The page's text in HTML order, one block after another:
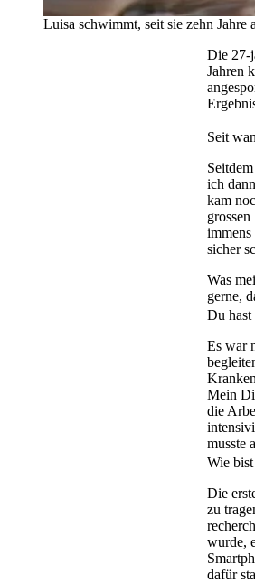
Luisa schwimmt, seit sie zehn
Die 27-
Jahren
Seit
ich
kam
sicher
Was
gerne,
Du hast
Es war
Mein
die
musste
Wie
Die
zu
wurde,
dafür